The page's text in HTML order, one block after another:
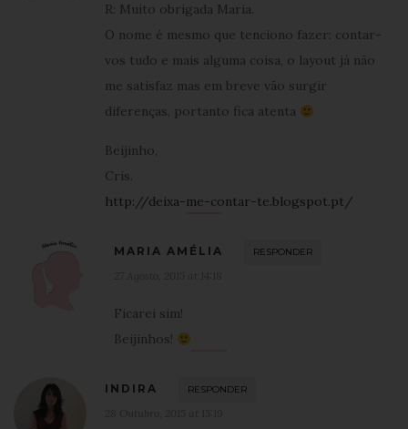
R: Muito obrigada Maria.
O nome é mesmo que tenciono fazer: contar-
vos tudo e mais alguma coisa, o layout já não
me satisfaz mas em breve vão surgir
diferenças, portanto fica atenta
Beijinho,
Cris.
http://deixa-me-contar-te.blogspot.pt/
MARIA AMÉLIA RESPONDER
Ficarei sim!
Beijinhos!
INDIRA RESPONDER